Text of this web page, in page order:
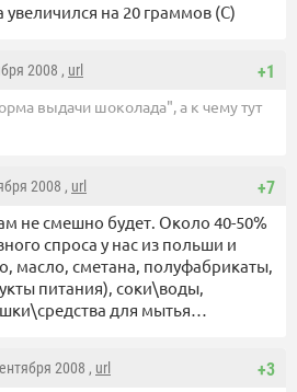
на 20 граммов (С)
+1
2008 , url
выдачи шоколада", а к чему тут
+7
2008 , url
не смешно будет. Около 40-50%
спроса у нас из польши и
масло, сметана, полуфабрикаты,
питания), соки\воды,
для мытья…
+3
2008 , url